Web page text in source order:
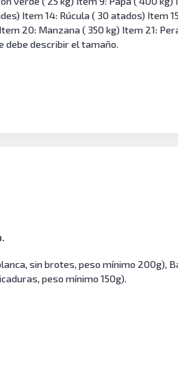
Item 14: Rúcula ( 30 atados) Item
20: Manzana ( 350 kg) Item 21:
debe describir el tamaño.
sin brotes, peso mínimo 200g),
peso mínimo 150g).